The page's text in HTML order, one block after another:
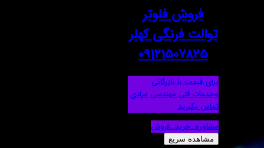
فروش فلوتر
توالت فرنگی کهلر
09121507825
برای قیمت با بازرگانی
وخدمات فنی مهندسی مرادی
مشاوره_خرید_فروش
مشاهده سریع